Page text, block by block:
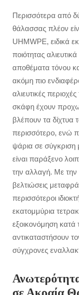
Περισσότερα από
θάλασσας πλέον
UHMWPE, ειδικά
ποιότητας
αποθέματα τόνου
ακόμη πιο
αλιευτικές
σκάφη έχουν
βλέπουν τα δίχτυα
περισσότερο, ενώ
ψάρια σε σύγκριση
είναι παράξενο
την αλλαγή. Με την
βελτιώσεις
περισσότεροι
εκατομμύρια
εξοικονόμηση κατά
αντικαταστήσουν
σύγχρονες